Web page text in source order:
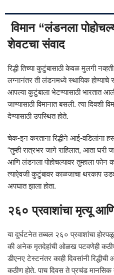
विमान “लंडनला
शेवटचा संवाद
रिद्धी तिच्या कुटुंबासाठी केवळ मुलगी
लग्नानंतर ती लंडनमध्ये स्थायिक होण्याचे
आपल्या कुटुंबाला भेटण्यासाठी भारतात
जाण्यासाठी विमानात बसली. त्या दिवशी
देण्यासाठी उपस्थित होते.
चेक-इन करताना रिद्धीने आई-वडिलांना
“तुम्ही रात्रभर जागे राहिलात, आता घरी
आणि लंडनला पोहोचल्यावर तुम्हाला
त्याऐवजी कुटुंबावर काळजाचा थरकाप
अपघात झाला होता.
२६० प्रवाशांचा मृत्यू
या दुर्घटनेत तब्बल २६० प्रवाशांचा
की अनेक मृतदेहांची ओळख पटवणेही
डीएनए टेस्टनंतर काही दिवसांनी
कठीण होते. पाच दिवस ते प्रचंड मानसिक